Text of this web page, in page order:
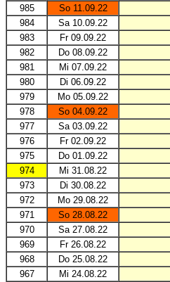
985 So 11.09.22
984
Sa 10.09.22
983
Fr 09.09.22
982
Do 08.09.22
981
Mi 07.09.22
980
Di 06.09.22
979
Mo 05.09.22
978
So 04.09.22
977
Sa 03.09.22
976
Fr 02.09.22
975
Do 01.09.22
974
Mi 31.08.22
973
Di 30.08.22
972
Mo 29.08.22
971
So 28.08.22
970
Sa 27.08.22
969
Fr 26.08.22
968
Do 25.08.22
967
Mi 24.08.22